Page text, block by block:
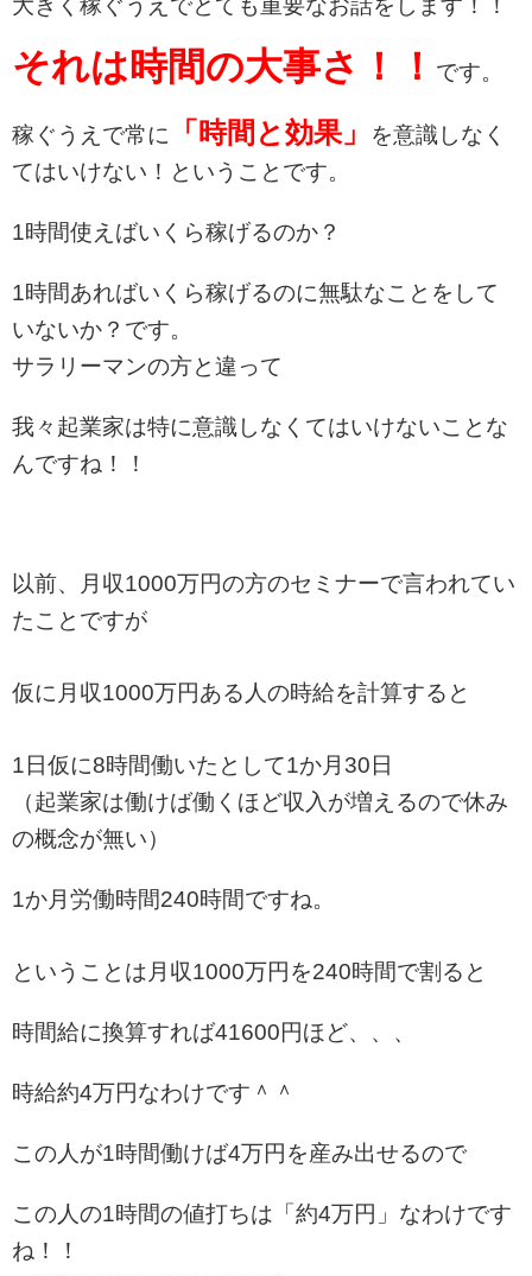
大きく稼ぐうえでとても重要なお話をします！！
それは時間の大事さ！！ です。
稼ぐうえで常に 「時間と効果」
を意識しなく
てはいけない！ということです。
1時間使えばいくら稼げるのか？
1時間あればいくら稼げるのに無駄なことをして
いないか？です。
サラリーマンの方と違って
我々起業家は特に意識しなくてはいけないことな
んですね！！
以前、月収1000万円の方のセミナーで言われてい
たことですが
仮に月収1000万円ある人の時給を計算すると
1日仮に8時間働いたとして1か月30日
（起業家は働けば働くほど収入が増えるので休み
の概念が無い）
1か月労働時間240時間ですね。
ということは月収1000万円を240時間で割ると
時間給に換算すれば41600円ほど、、、
時給約4万円なわけです＾＾
この人が1時間働けば4万円を産み出せるので
この人の1時間の値打ちは「約4万円」なわけです
ね！！